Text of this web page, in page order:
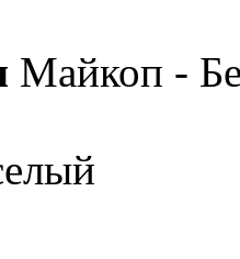
Майкоп -